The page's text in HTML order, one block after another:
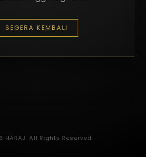
SEGERA KEMBALI
HARAJ. All Rights Reserved.